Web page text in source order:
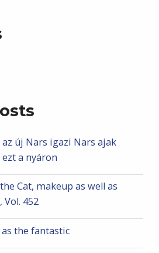
új Nars igazi Nars ajak
a nyáron
Cat, makeup as well as
Vol. 452
the fantastic